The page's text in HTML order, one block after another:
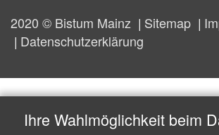
2020 © Bistum Mainz Sitemap
Datenschutzerklärung
Ihre Wahlmöglichkeit beim